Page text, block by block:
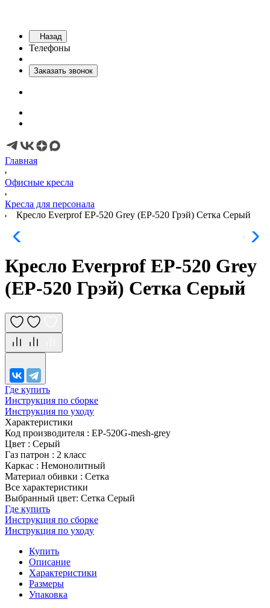
Назад
Телефоны
Заказать звонок
Главная
Офисные кресла
Кресла для персонала
Кресло Everprof EP-520 Grey (EP-520 Грэй) Сетка Серый
Кресло Everprof EP-520 Grey
(EP-520 Грэй) Сетка Серый
Где купить
Инструкция по сборке
Инструкция по уходу
Характеристики
Код производителя : EP-520G-mesh-grey
Цвет : Серый
Газ патрон : 2 класс
Каркас : Немонолитный
Материал обивки : Сетка
Все характеристики
Выбранный цвет: Сетка Серый
Где купить
Инструкция по сборке
Инструкция по уходу
Купить
Описание
Характеристики
Размеры
Упаковка